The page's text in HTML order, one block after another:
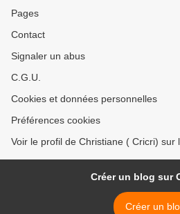
Pages
Contact
Signaler un abus
C.G.U.
Cookies et données personnelles
Préférences cookies
Voir le profil de Christiane ( Cricri) sur
Créer un blog sur
Créer un